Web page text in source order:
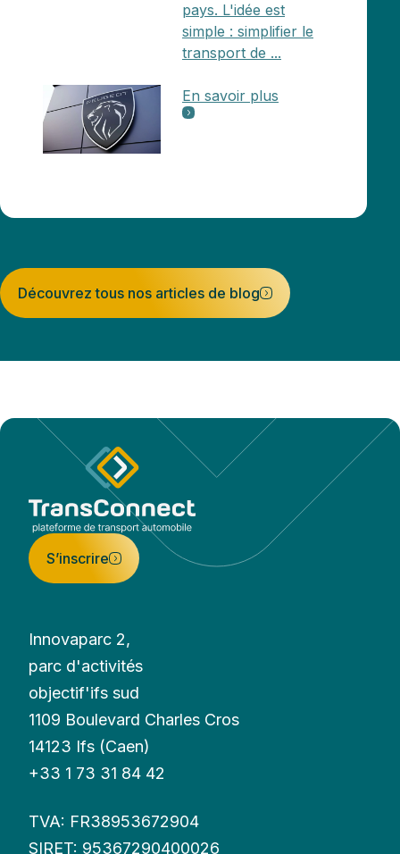
pays. L'idée est
simple : simplifier le
transport de ...
En savoir plus
Découvrez tous nos articles de blog
S’inscrire
Innovaparc 2,
parc d'activités
objectif'ifs sud
1109 Boulevard Charles Cros
14123 Ifs (Caen)
+33 1 73 31 84 42
TVA: FR38953672904
SIRET: 95367290400026